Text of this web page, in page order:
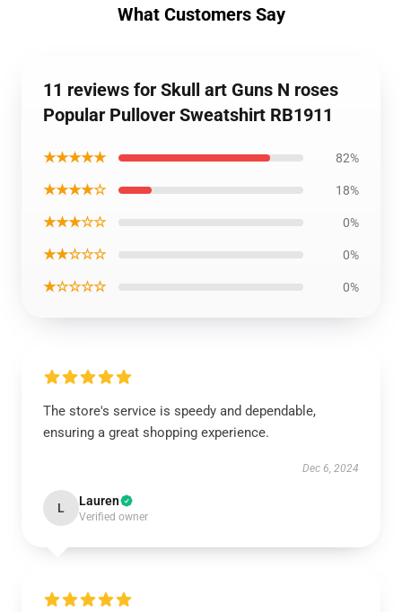
What Customers Say
11 reviews for Skull art Guns N roses
Popular Pullover Sweatshirt RB1911
★★★★★ 82%
★★★★☆ 18%
★★★☆☆ 0%
★★☆☆☆ 0%
★☆☆☆☆ 0%
The store's service is speedy and dependable,
ensuring a great shopping experience.
Dec 6, 2024
L Lauren
Verified owner